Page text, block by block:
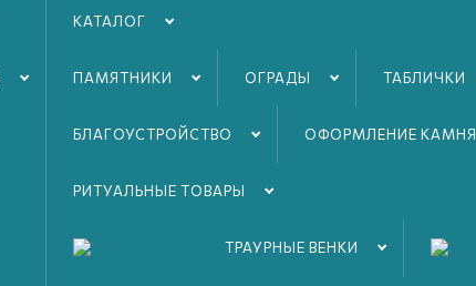
КАТАЛОГ
ПАМЯТНИКИ ОГРАДЫ ТАБЛИЧКИ
БЛАГОУСТРОЙСТВO ОФОРМЛЕНИЕ КАМНЯ
РИТУАЛЬНЫЕ ТОВАРЫ
ТРАУРНЫЕ ВЕНКИ